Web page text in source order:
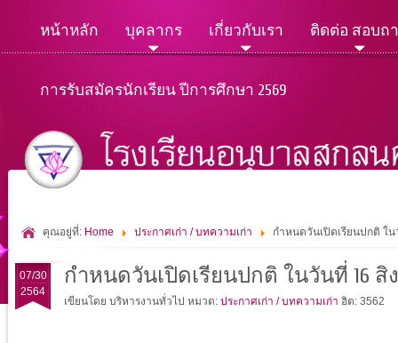
หน้าหลัก บุคลากร เกี่ยวกับเรา ติดต่อ สอบถ
การรับสมัครนักเรียน ปีการศึกษา 2569
คุณอยู่ที่: Home ประกาศเก่า / บทความเก่า กำหนดวันเปิดเรียนปกติ ใ
07/30
2564
กำหนดวันเปิดเรียนปกติ ในวันที่ 16 สิ
เขียนโดย บริหารงานทั่วไป หมวด: ประกาศเก่า / บทความเก่า ฮิต: 3562